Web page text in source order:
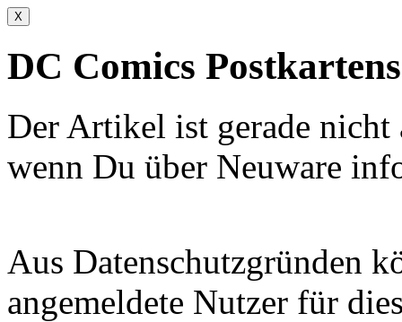
X
DC Comics
Der Artikel ist gerade
wenn Du über Neuware
Aus Datenschutzgründen
angemeldete Nutzer für